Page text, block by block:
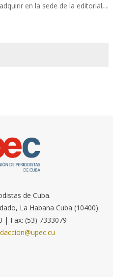
en la sede de la editorial,...
de Cuba.
La Habana Cuba (10400)
| Fax: (53) 7333079